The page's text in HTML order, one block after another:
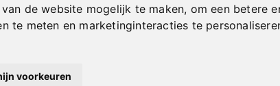
de website mogelijk te maken, om een betere
te meten en marketinginteracties te
voorkeuren
4/6 TPI